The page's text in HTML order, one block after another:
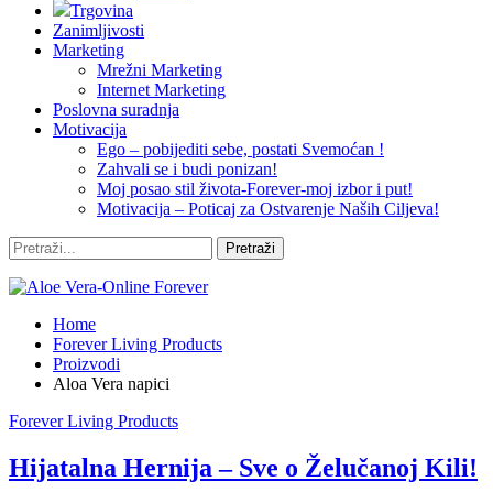
Trgovina
Zanimljivosti
Marketing
Mrežni Marketing
Internet Marketing
Poslovna suradnja
Motivacija
Ego – pobijediti sebe, postati Svemoćan !
Zahvali se i budi ponizan!
Moj posao stil života-Forever-moj izbor i put!
Motivacija – Poticaj za Ostvarenje Naših Ciljeva!
Home
Forever Living Products
Proizvodi
Aloa Vera napici
Forever Living Products
Hijatalna Hernija – Sve o Želučanoj Kili!